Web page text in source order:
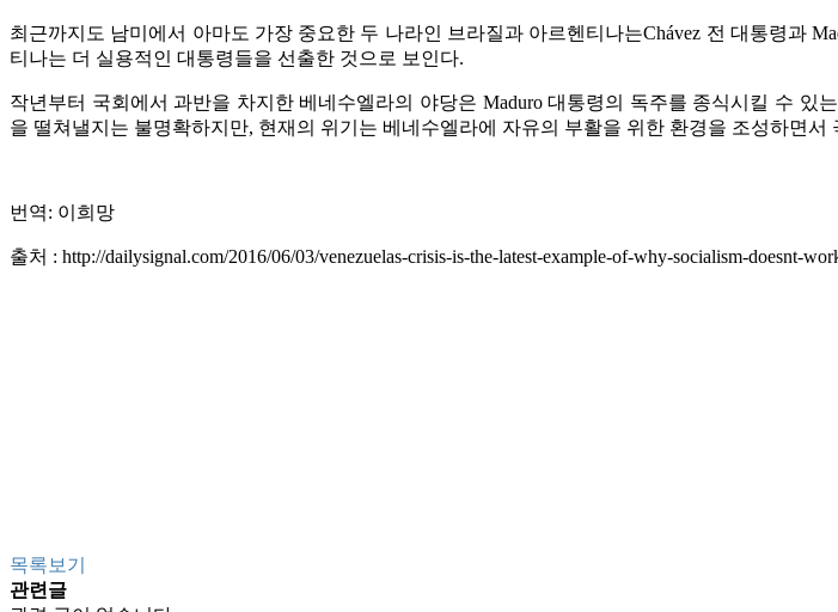
최근까지도 남미에서 아마도 가장 중요한 두 나라인 브라질과 아르헨티나는Chávez 전 대통령과
티나는 더 실용적인 대통령들을 선출한 것으로 보인다.
작년부터 국회에서 과반을 차지한 베네수엘라의 야당은 Maduro 대통령의 독주를 종식시킬 수
을 떨쳐낼지는 불명확하지만, 현재의 위기는 베네수엘라에 자유의 부활을 위한 환경을 조성하면서
번역: 이희망
출처 : http://dailysignal.com/2016/06/03/venezuelas-crisis-is-the-latest-example-of-why-socialism-doesnt-
목록보기
관련글